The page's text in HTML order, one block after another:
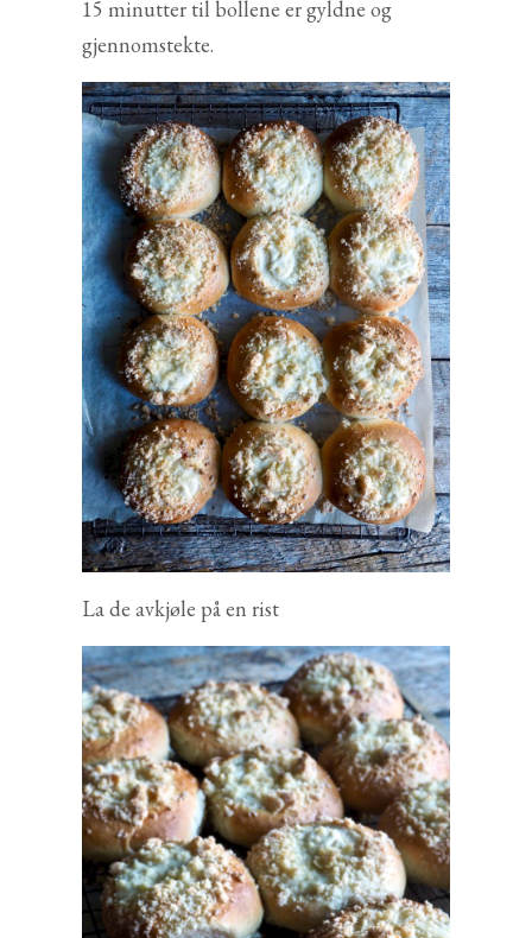
15 minutter til bollene er gyldne og
gjennomstekte.
La de avkjøle på en rist